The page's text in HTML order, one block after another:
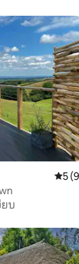
คะแ
5
ยบ